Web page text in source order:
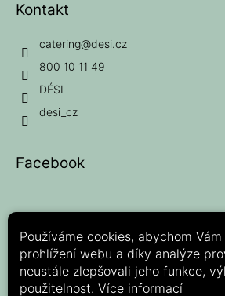
Používáme cookies, abychom
prohlížení webu a díky analýze
neustále zlepšovali jeho funkce,
použitelnost. Více informací
Kontakt
catering@desi.cz
800 10 11 49
DÉSI
desi_cz
Facebook
Možnosti platby: